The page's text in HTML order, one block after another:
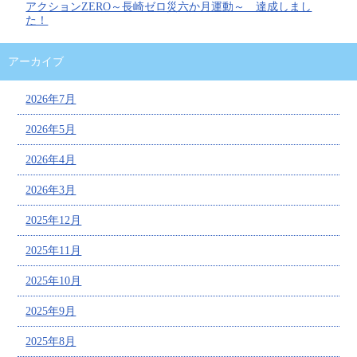
アクションZERO～長崎ゼロ災六か月運動～ 達成しまし
た！
アーカイブ
2026年7月
2026年5月
2026年4月
2026年3月
2025年12月
2025年11月
2025年10月
2025年9月
2025年8月